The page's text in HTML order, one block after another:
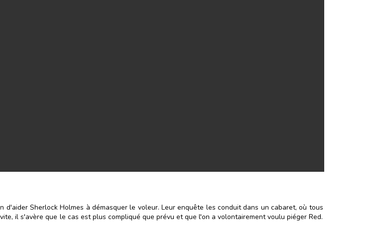
Sherlock Holmes à démasquer le voleur. Leur enquête les conduit dans un cabaret, où tous
il s'avère que le cas est plus compliqué que prévu et que l'on a volontairement voulu piéger Red.